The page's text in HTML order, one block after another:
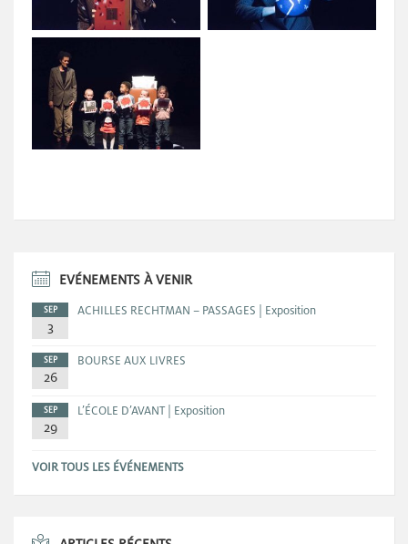
EVÉNEMENTS À VENIR
SEP
3
ACHILLES RECHTMAN – PASSAGES | Exposition
SEP
26
BOURSE AUX LIVRES
SEP
29
L’ÉCOLE D’AVANT | Exposition
VOIR TOUS LES ÉVÉNEMENTS